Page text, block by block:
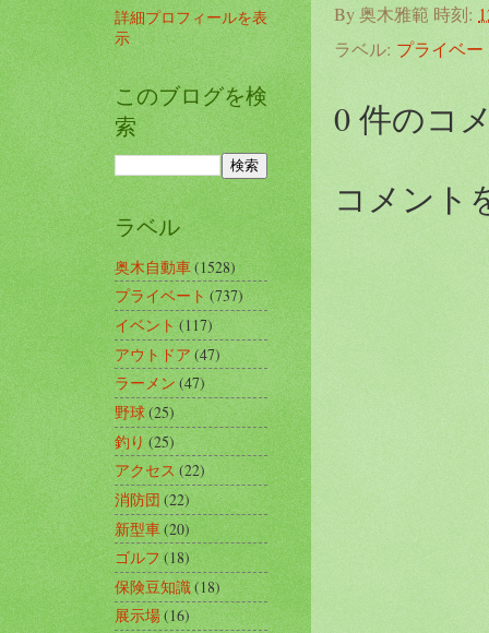
By奥木雅範 時刻:
ラベル: プライベー
0 件のコ
コメント
詳細プロフィールを表
示
このブログを検
索
ラベル
奥木自動車(1528)
プライベート(737)
イベント(117)
アウトドア(47)
ラーメン(47)
野球(25)
釣り(25)
アクセス(22)
消防団(22)
新型車(20)
ゴルフ(18)
保険豆知識(18)
展示場(16)